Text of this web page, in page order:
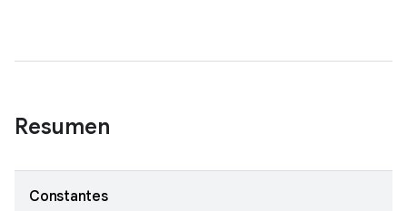
Resumen
Constantes